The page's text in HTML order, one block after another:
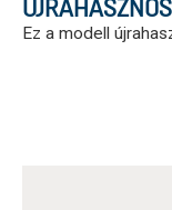
Ez a modell